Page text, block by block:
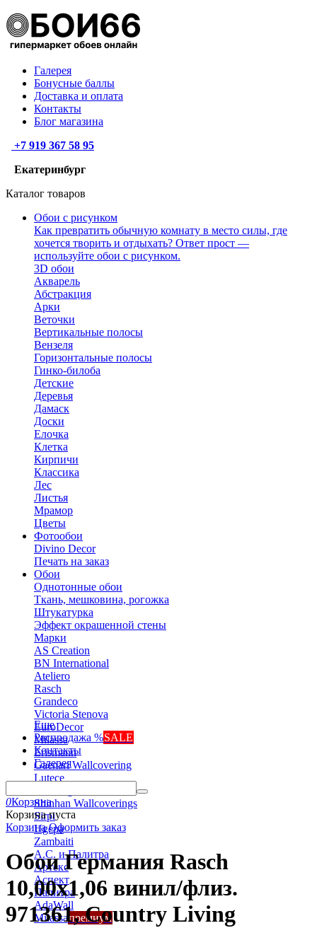
Галерея
Бонусные баллы
Доставка и оплата
Контакты
Блог магазина
+7 919 367 58 95
Екатеринбург
Каталог товаров
Обои с рисунком
Как превратить обычную комнату в место силы, где
хочется творить и отдыхать? Ответ прост —
используйте обои с рисунком.
3D обои
Акварель
Абстракция
Арки
Веточки
Вертикальные полосы
Вензеля
Горизонтальные полосы
Гинко-билоба
Детские
Деревья
Дамаск
Доски
Елочка
Клетка
Кирпичи
Классика
Лес
Листья
Мрамор
Цветы
Фотообои
Divino Decor
Печать на заказ
Обои
Однотонные обои
Ткань, мешковина, рогожка
Штукатурка
Эффект окрашенной стены
Марки
AS Creation
BN International
Ateliero
Rasch
Grandeco
Victoria Stenova
EuroDecor
Milassa
Erismann
Gaenari Wallcovering
Lutece
Shinhan Wallcoverings
Sirpi
Ugepa
Zambaiti
А.С. и Палитра
Артекс
Аспект
Палитра
AdaWall
Milassaпремиум
Еще
Распродажа %SALE
Контакты
Галерея
0Корзина
Корзина пуста
Корзина Оформить заказ
Обои Германия Rasch
10,00x1,06 винил/флиз.
971361, Country Living